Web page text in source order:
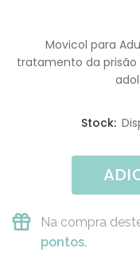
Movicol para
tratamento da
Stock:
Na compra
pontos.